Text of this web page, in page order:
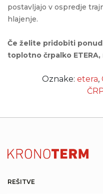
postavljajo v ospredje
hlajenje.
Če želite pridobiti
toplotno črpalko
Oznake: etera,
REŠITVE